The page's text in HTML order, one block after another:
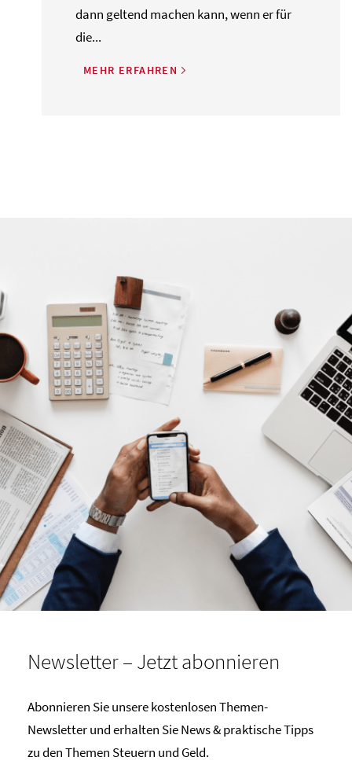
dann geltend machen kann, wenn er für
die...
MEHR ERFAHREN
Newsletter – Jetzt abonnieren
Abonnieren Sie unsere kostenlosen Themen-
Newsletter und erhalten Sie News & praktische Tipps
zu den Themen Steuern und Geld.